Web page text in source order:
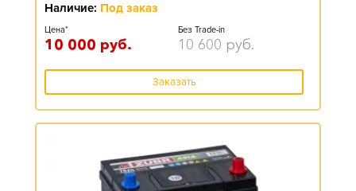
Наличие: Под заказ
Цена*
10 000 руб.
Без Trade-in
10 600 руб.
Заказать